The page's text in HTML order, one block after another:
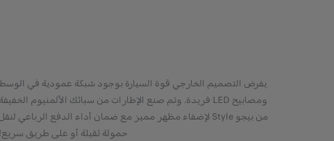
يفرض التصميم الخارجي قوة السيارة بوجود شبكة عمودية في الوسط
ومصابيح LED فريدة. وتم صنع الإطارات من سبائك الألمنيوم الخفيفة
من بيجو Style لإضفاء مظهر مميز مع ضمان أداء الدفع الرباعي لنقل
حمولة ثقيلة أو على طريق سريع!